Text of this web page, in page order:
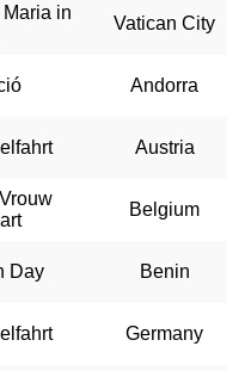
in
Vatican City
Andorra
Austria
Belgium
Day Benin
Germany